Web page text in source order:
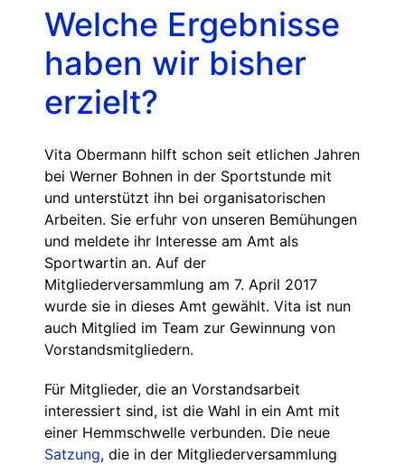
Welche Ergebnisse
haben wir bisher
erzielt?
Vita Obermann hilft schon seit etlichen Jahren
bei Werner Bohnen in der Sportstunde mit
und unterstützt ihn bei organisatorischen
Arbeiten. Sie erfuhr von unseren Bemühungen
und meldete ihr Interesse am Amt als
Sportwartin an. Auf der
Mitgliederversammlung am 7. April 2017
wurde sie in dieses Amt gewählt. Vita ist nun
auch Mitglied im Team zur Gewinnung von
Vorstandsmitgliedern.
Für Mitglieder, die an Vorstandsarbeit
interessiert sind, ist die Wahl in ein Amt mit
einer Hemmschwelle verbunden. Die neue
Satzung, die in der Mitgliederversammlung